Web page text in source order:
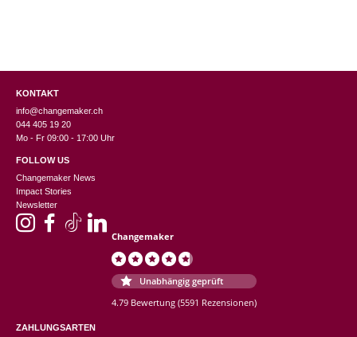
KONTAKT
info@changemaker.ch
044 405 19 20
Mo - Fr 09:00 - 17:00 Uhr
FOLLOW US
Changemaker News
Impact Stories
Newsletter
Changemaker
Unabhängig geprüft
4.79 Bewertung (5591 Rezensionen)
ZAHLUNGSARTEN